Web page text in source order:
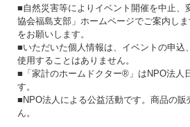
■自然災害等によりイベント開催を中止、
協会福島支部」ホームページでご案内し
をお願いします。
■いただいた個人情報は、イベントの申込
使用することはありません。
■「家計のホームドクター®」はNPO法人
す。
■NPO法人による公益活動です。商品の
ん。